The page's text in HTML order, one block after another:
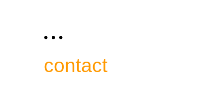
• • •
contact